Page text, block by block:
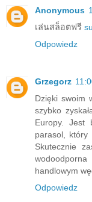
Anonymous
เล่นสล็อตฟรี
Odpowiedz
Grzegorz
Dzięki swoim
szybko
Europy. Jest
parasol, który
Skutecznie
handlowym
Odpowiedz